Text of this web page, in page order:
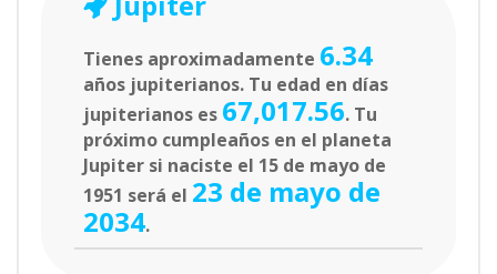
Tienes aproximadamente 6.34
años jupiterianos. Tu edad en días
jupiterianos es 67,017.56. Tu
próximo cumpleaños en el planeta
Jupiter si naciste el 15 de mayo de
1951 será el 23 de mayo de
2034.